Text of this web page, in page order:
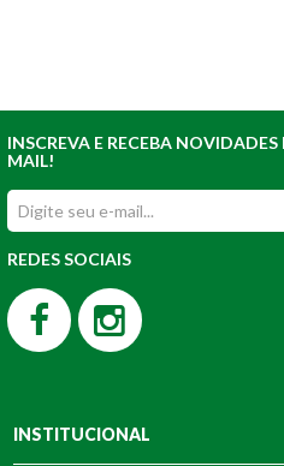
INSCREVA E RECEBA
MAIL!
REDES SOCIAIS
INSTITUCIONAL